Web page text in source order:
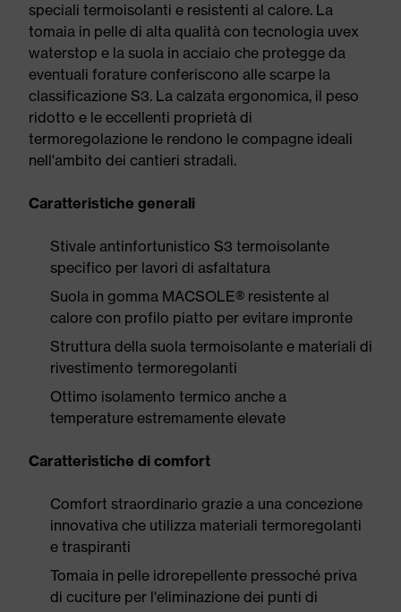
speciali termoisolanti e resistenti al calore. La
tomaia in pelle di alta qualità con tecnologia uvex
waterstop e la suola in acciaio che protegge da
eventuali forature conferiscono alle scarpe la
classificazione S3. La calzata ergonomica, il peso
ridotto e le eccellenti proprietà di
termoregolazione le rendono le compagne ideali
nell'ambito dei cantieri stradali.
Caratteristiche generali
Stivale antinfortunistico S3 termoisolante
specifico per lavori di asfaltatura
Suola in gomma MACSOLE® resistente al
calore con profilo piatto per evitare impronte
Struttura della suola termoisolante e materiali di
rivestimento termoregolanti
Ottimo isolamento termico anche a
temperature estremamente elevate
Caratteristiche di comfort
Comfort straordinario grazie a una concezione
innovativa che utilizza materiali termoregolanti
e traspiranti
Tomaia in pelle idrorepellente pressoché priva
di cuciture per l'eliminazione dei punti di